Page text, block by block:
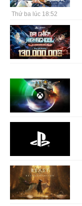
Thứ ba lúc 18:52